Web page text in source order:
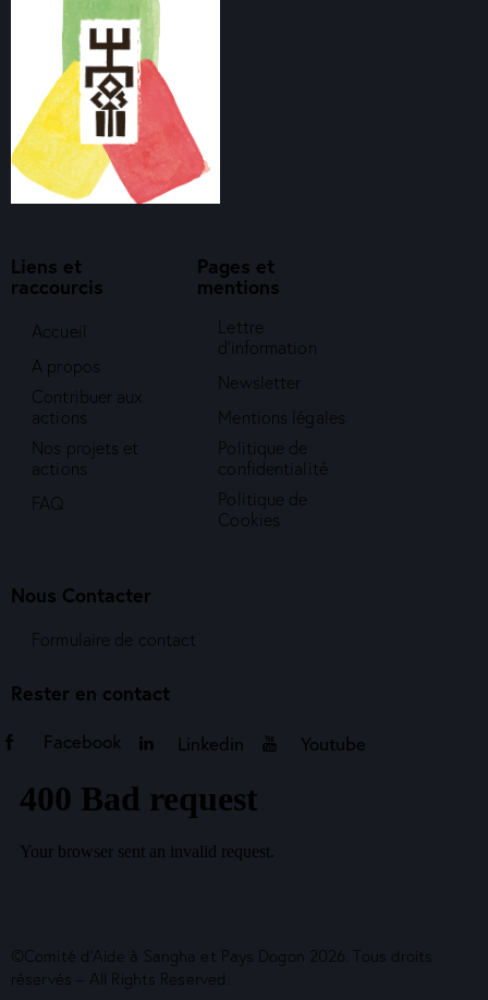
Liens et
raccourcis
Accueil
A propos
Contribuer aux
actions
Nos projets et
actions
FAQ
Pages et
mentions
Lettre
d'information
Newsletter
Mentions légales
Politique de
confidentialité
Politique de
Cookies
Nous Contacter
Formulaire de contact
Rester en contact
Facebook Linkedin Youtube
©Comité d’Aide à Sangha et Pays Dogon 2026. Tous droits
réservés – All Rights Reserved.